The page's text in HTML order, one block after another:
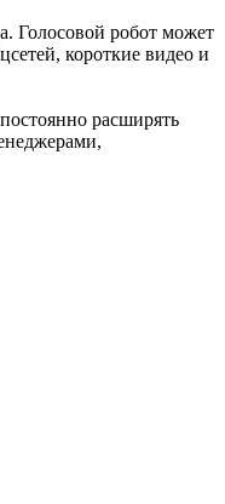
Голосовой робот может
короткие видео и
расширять